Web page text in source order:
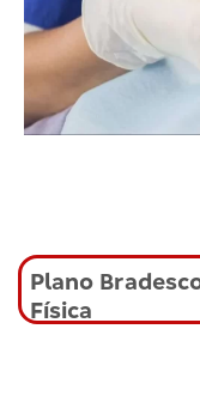
Plano
Física